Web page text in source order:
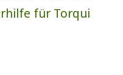
für Torqui